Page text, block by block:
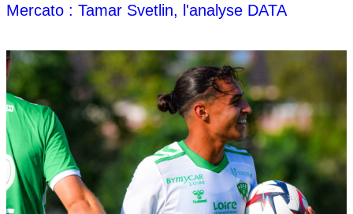
Mercato : Tamar Svetlin, l'analyse DATA